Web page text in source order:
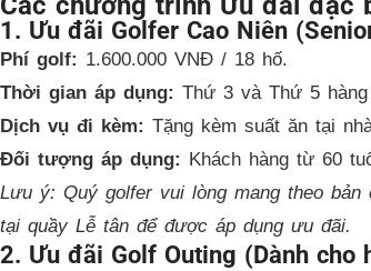
1. Ưu đãi Golfer Cao Niên
Phí golf: 1.600.000 VNĐ / 18 hố.
Thời gian áp dụng: Thứ 3 và Thứ 5 hàng
Dịch vụ đi kèm: Tặng kèm suất ăn tại
Đối tượng áp dụng: Khách hàng từ 60
Lưu ý: Quý golfer vui lòng mang theo
tại quầy Lễ tân để được áp dụng ưu đãi.
2. Ưu đãi Golf Outing (Dành cho